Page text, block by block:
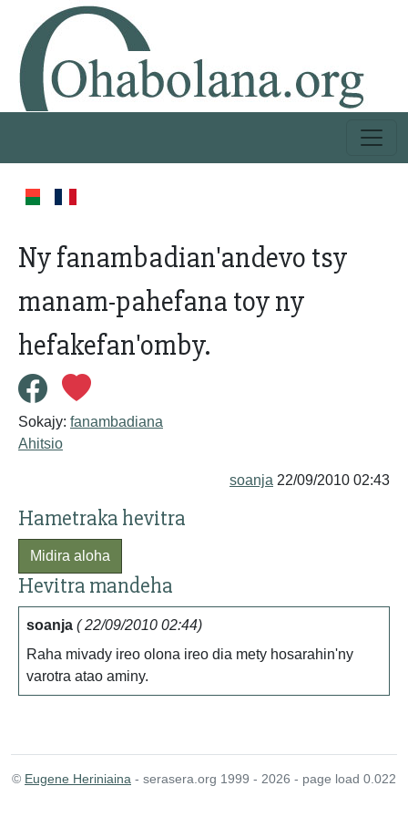
Ny fanambadian'andevo tsy
manam-pahefana toy ny
hefakefan'omby.
Sokajy: fanambadiana
Ahitsio
soanja 22/09/2010 02:43
Hametraka hevitra
Midira aloha
Hevitra mandeha
soanja ( 22/09/2010 02:44)
Raha mivady ireo olona ireo dia mety hosarahin'ny
varotra atao aminy.
© Eugene Heriniaina - serasera.org 1999 - 2026 - page load 0.022